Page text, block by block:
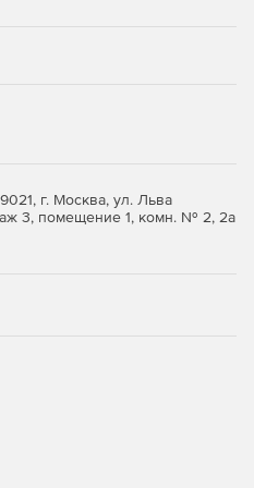
ненужные ему элементы
централизованное
станций, требуется
Dr.Web Enterprise
интранет-
серверов и
терминальные серверы),
г. Москва, ул. Льва
3, помещение 1, комн. № 2, 2а